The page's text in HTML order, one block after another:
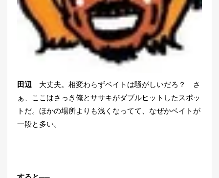
田辺 大丈夫。相変わらずベイトは騒がしいだろ？ さ
ぁ、ここはさっき俺とササキがダブルヒットしたスポッ
トだ。ほかの場所よりも浅くなってて、なぜかベイトが
一段と多い。